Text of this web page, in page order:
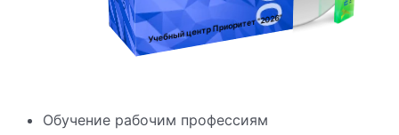
Учебный центр Приоритет"2026"
Обучение рабочим профессиям